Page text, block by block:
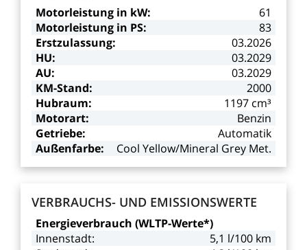
Motorleistung in kW:
61
Motorleistung in PS:
83
Erstzulassung:
03.2026
HU:
03.2029
AU:
03.2029
KM-Stand:
2000
Hubraum:
1197 cm³
Motorart:
Benzin
Getriebe:
Automatik
Außenfarbe:
Cool Yellow/Mineral Grey Met.
VERBRAUCHS- UND EMISSIONSWERTE
Energieverbrauch (WLTP-Werte*)
Innenstadt:
5,1 l/100 km